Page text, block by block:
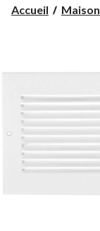
Accueil Maison